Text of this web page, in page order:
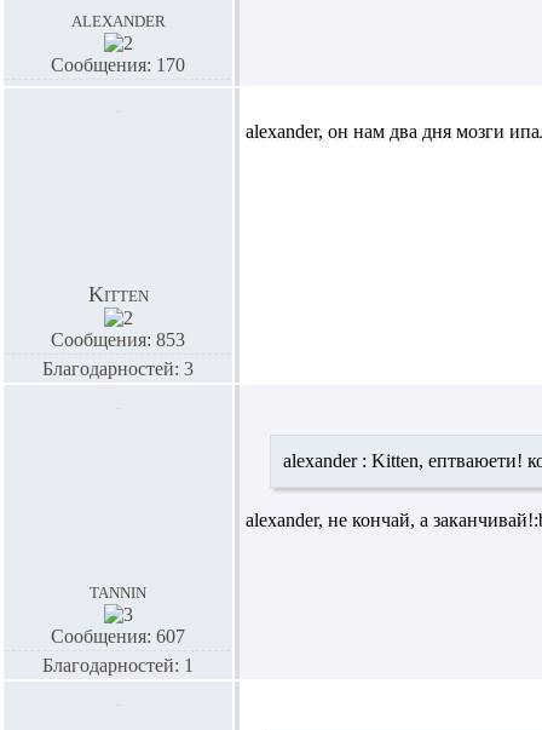
alexander
Сообщения: 170
Kitten
Сообщения: 853
Благодарностей: 3
alexander, он нам два дня мозги
tannin
Сообщения: 607
Благодарностей: 1
alexander : Kitten, ептваюети!
alexander, не кончай, а